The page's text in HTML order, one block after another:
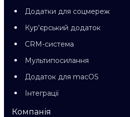
Додатки для соцмереж
Кур'єрський додаток
CRM-система
Мультипосилання
Додаток для macOS
Інтеграції
Компанія